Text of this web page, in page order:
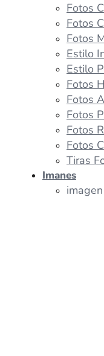
Fotos
Fotos
Fotos
Estilo
Estilo
Fotos
Fotos
Fotos
Fotos
Fotos
Tiras
Imanes